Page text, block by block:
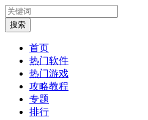
首页
热门软件
热门游戏
攻略教程
专题
排行